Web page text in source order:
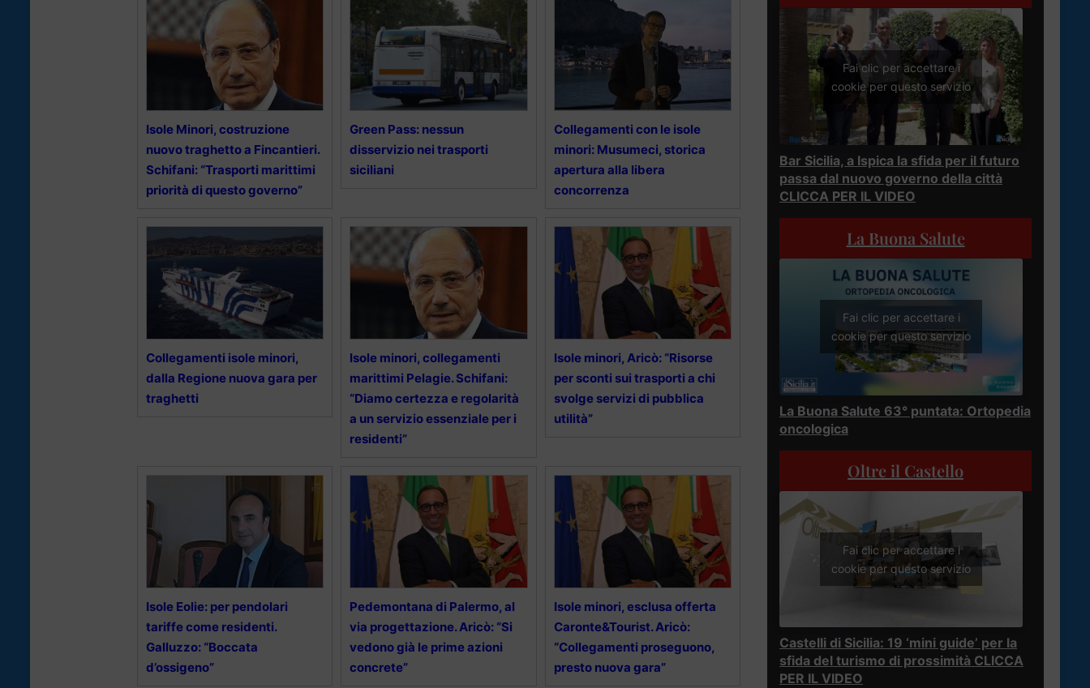
Isole Minori, costruzione
nuovo traghetto a Fincantieri.
Schifani: “Trasporti marittimi
priorità di questo governo”
Green Pass: nessun
disservizio nei trasporti
siciliani
Collegamenti con le isole
minori: Musumeci, storica
apertura alla libera
concorrenza
Collegamenti isole minori,
dalla Regione nuova gara per
traghetti
Isole minori, collegamenti
marittimi Pelagie. Schifani:
“Diamo certezza e regolarità
a un servizio essenziale per i
residenti”
Isole minori, Aricò: “Risorse
per sconti sui trasporti a chi
svolge servizi di pubblica
utilità”
Isole Eolie: per pendolari
tariffe come residenti.
Galluzzo: “Boccata
d’ossigeno”
Pedemontana di Palermo, al
via progettazione. Aricò: “Si
vedono già le prime azioni
concrete”
Isole minori, esclusa offerta
Caronte&Tourist. Aricò:
“Collegamenti proseguono,
presto nuova gara”
Fai clic per accettare i
cookie per questo servizio
Bar Sicilia, a Ispica la sfida per il futuro
passa dal nuovo governo della città
CLICCA PER IL VIDEO
La Buona Salute
Fai clic per accettare i
cookie per questo servizio
La Buona Salute 63° puntata: Ortopedia
oncologica
Oltre il Castello
Fai clic per accettare i
cookie per questo servizio
Castelli di Sicilia: 19 ‘mini guide’ per la
sfida del turismo di prossimità CLICCA
PER IL VIDEO